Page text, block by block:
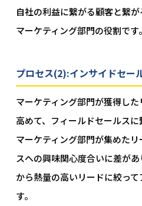
自社の利益に繋がる顧客と繋が
マーケティング部門の役割です。
プロセス(2):インサイドセー
マーケティング部門が獲得し
高めて、フィールドセールスに
マーケティング部門が集めた
スへの興味関心度合いに差が
から熱量の高いリードに絞っ
す。